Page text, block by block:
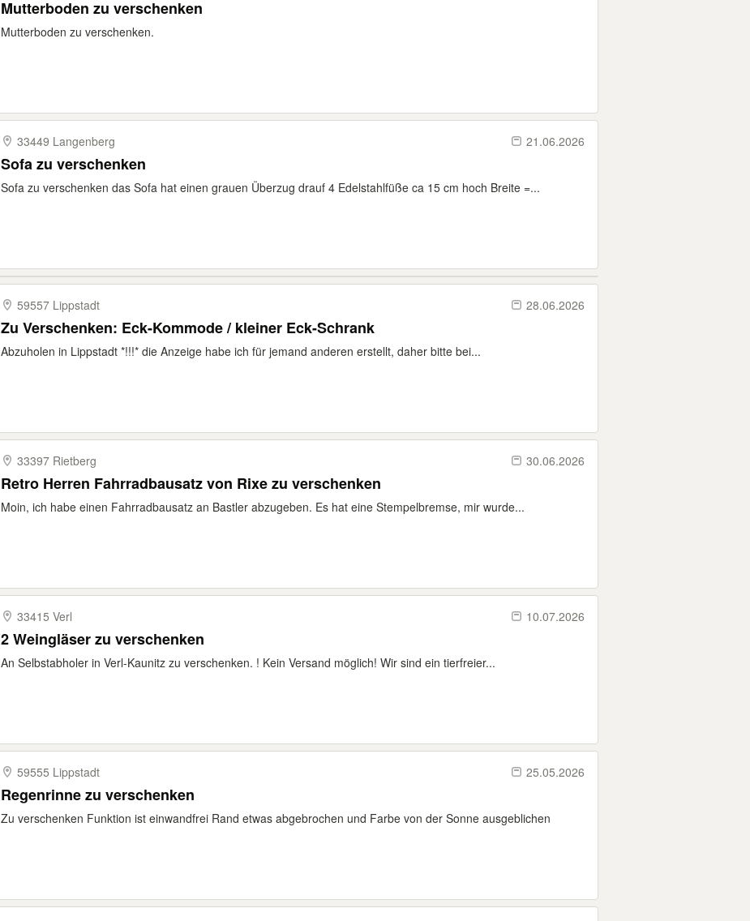
Mutterboden zu verschenken
Mutterboden zu verschenken.
33449 Langenberg 21.06.2026
Sofa zu verschenken
Sofa zu verschenken das Sofa hat einen grauen Überzug drauf 4 Edelstahlfüße ca 15 cm hoch Breite =...
59557 Lippstadt 28.06.2026
Zu Verschenken: Eck-Kommode / kleiner Eck-Schrank
Abzuholen in Lippstadt *!!!* die Anzeige habe ich für jemand anderen erstellt, daher bitte bei...
33397 Rietberg 30.06.2026
Retro Herren Fahrradbausatz von Rixe zu verschenken
Moin, ich habe einen Fahrradbausatz an Bastler abzugeben. Es hat eine Stempelbremse, mir wurde...
33415 Verl 10.07.2026
2 Weingläser zu verschenken
An Selbstabholer in Verl-Kaunitz zu verschenken. ! Kein Versand möglich! Wir sind ein tierfreier...
59555 Lippstadt 25.05.2026
Regenrinne zu verschenken
Zu verschenken Funktion ist einwandfrei Rand etwas abgebrochen und Farbe von der Sonne ausgeblichen